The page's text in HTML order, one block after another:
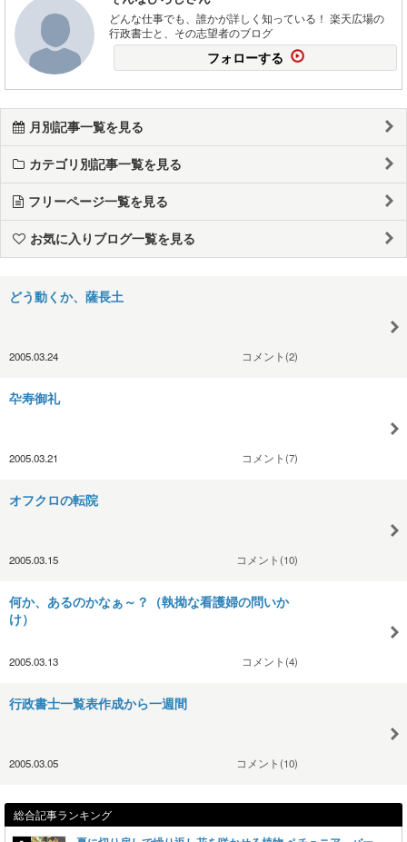
どんな仕事でも、誰かが詳しく知っている！ 楽天広場の
行政書士と、その志望者のブログ
フォローする
月別記事一覧を見る
カテゴリ別記事一覧を見る
フリーページ一覧を見る
お気に入りブログ一覧を見る
どう動くか、薩長土
2005.03.24 コメント(2)
卆寿御礼
2005.03.21 コメント(7)
オフクロの転院
2005.03.15 コメント(10)
何か、あるのかなぁ～？（執拗な看護婦の問いか
け）
2005.03.13 コメント(4)
行政書士一覧表作成から一週間
2005.03.05 コメント(10)
総合記事ランキング